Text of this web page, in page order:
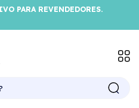
PARA REVENDEDORES.